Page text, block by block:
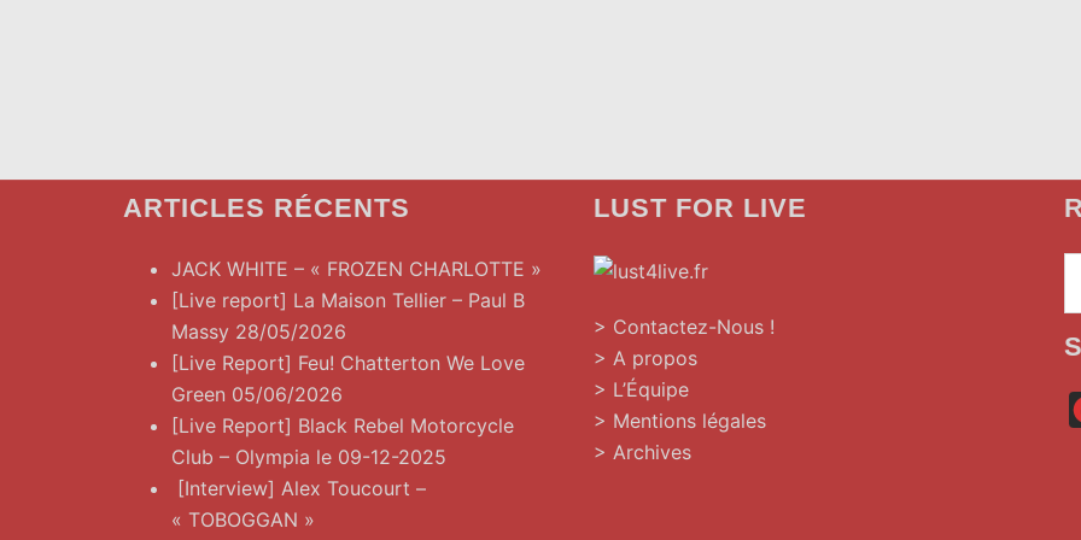
ARTICLES RÉCENTS
JACK WHITE – « FROZEN CHARLOTTE »
[Live report] La Maison Tellier – Paul B
Massy 28/05/2026
[Live Report] Feu! Chatterton We Love
Green 05/06/2026
[Live Report] Black Rebel Motorcycle
Club – Olympia le 09-12-2025
[Interview] Alex Toucourt –
« TOBOGGAN »
LUST FOR LIVE
> Contactez-Nous !
> A propos
> L’Équipe
> Mentions légales
> Archives